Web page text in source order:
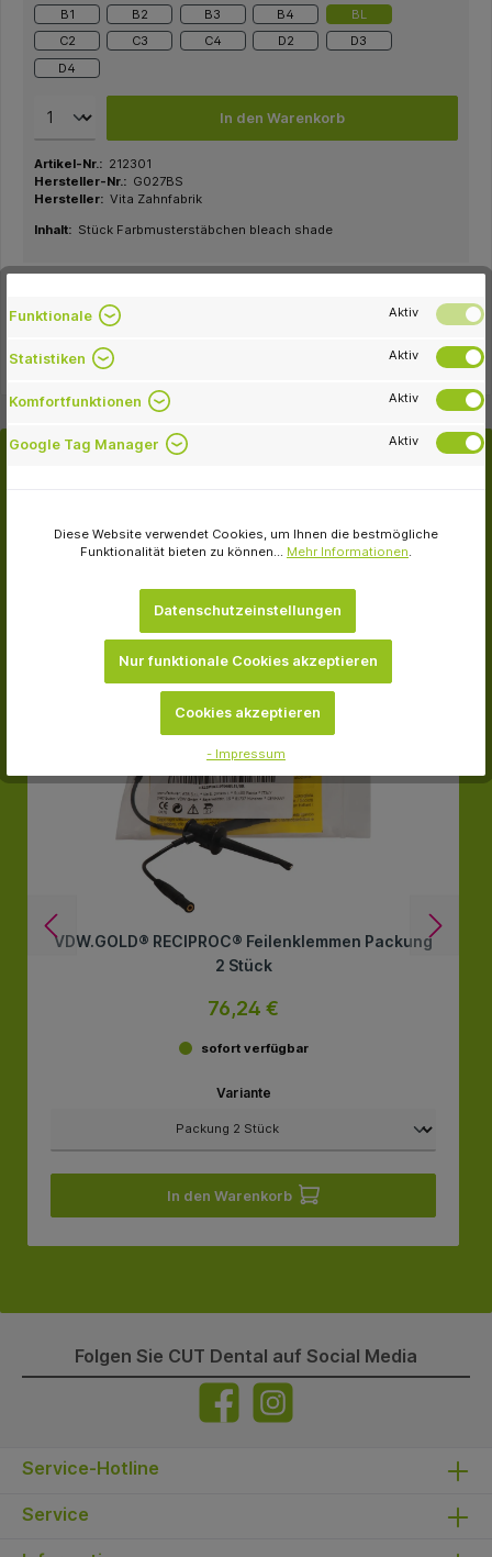
B1
B2 B3 B4
BL
C2
C3 C4 D2
D3
D4
In den Warenkorb
Artikel-Nr.: 212301
Hersteller-Nr.: G027BS
Hersteller: Vita Zahnfabrik
Inhalt: Stück Farbmusterstäbchen bleach shade
Beschreibung
-16.4 %
VDW.GOLD® RECIPROC® Feilenklemmen Packung
2 Stück
76,24 €
sofort verfügbar
Variante
In den Warenkorb
Folgen Sie CUT Dental auf Social Media
Service-Hotline
Service
Funktionale Aktiv
Statistiken Aktiv
Komfortfunktionen Aktiv
Google Tag Manager Aktiv
Diese Website verwendet Cookies, um Ihnen die bestmögliche
Funktionalität bieten zu können... Mehr Informationen.
Datenschutzeinstellungen
Nur funktionale Cookies akzeptieren
Cookies akzeptieren
- Impressum